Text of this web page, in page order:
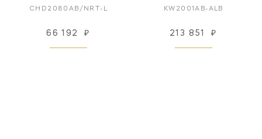
CHD2080AB/NRT-L
66 192 ₽
KW2001AB-ALB
213 851 ₽